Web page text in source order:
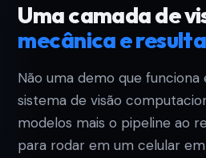
Uma camada de
mecânica e
Não uma demo que
sistema de visão
modelos mais o pipeline ao
para rodar em um celular